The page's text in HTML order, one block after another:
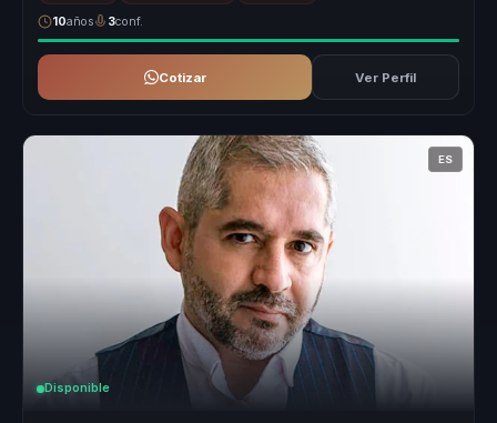
10años 3conf.
Cotizar Ver Perfil
ES
Disponible